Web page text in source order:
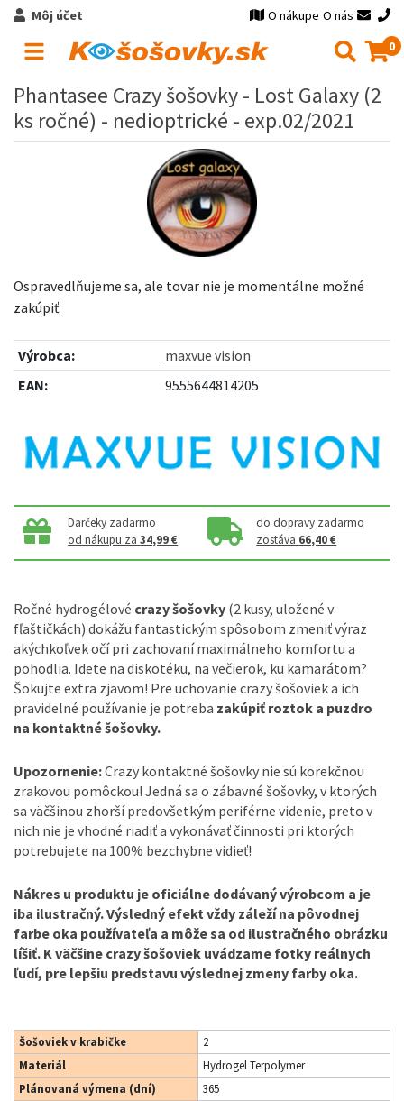
Môj účet O nákupe O nás
0
Phantasee Crazy šošovky - Lost Galaxy (2
ks ročné) - nedioptrické - exp.02/2021
Ospravedlňujeme sa, ale tovar nie je momentálne možné
zakúpiť.
Výrobca:
maxvue vision
EAN:
9555644814205
Darčeky zadarmo
od nákupu za34,99 €
do dopravy zadarmo
zostáva 66,40 €
Ročné hydrogélové crazy šošovky (2 kusy, uložené v
fľaštičkách) dokážu fantastickým spôsobom zmeniť výraz
akýchkoľvek očí pri zachovaní maximálneho komfortu a
pohodlia. Idete na diskotéku, na večierok, ku kamarátom?
Šokujte extra zjavom! Pre uchovanie crazy šošoviek a ich
pravidelné používanie je potreba zakúpiť roztok a puzdro
na kontaktné šošovky.
Upozornenie:Crazy kontaktné šošovky nie sú korekčnou
zrakovou pomôckou! Jedná sa o zábavné šošovky, v ktorých
sa väčšinou zhorší predovšetkým periférne videnie, preto v
nich nie je vhodné riadiť a vykonávať činnosti pri ktorých
potrebujete na 100% bezchybne vidieť!
Nákres u produktu je oficiálne dodávaný výrobcom a je
iba ilustračný. Výsledný efekt vždy záleží na pôvodnej
farbe oka používateľa a môže sa od ilustračného obrázku
líšiť. K väčšine crazy šošoviek uvádzame fotky reálnych
ľudí, pre lepšiu predstavu výslednej zmeny farby oka.
Šošoviek v krabičke
2
Materiál
Hydrogel Terpolymer
Plánovaná výmena (dní)
365